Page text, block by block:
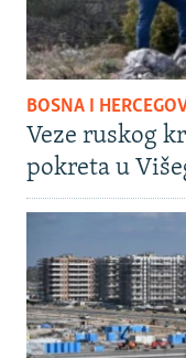
BOSNA I
Veze ruskog
pokreta u